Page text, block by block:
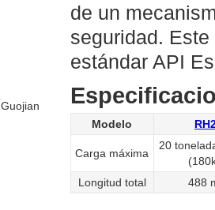
Guojian
de un
seguridad.
estándar API
Modelo
Carga máxima
20
Longitud total
488